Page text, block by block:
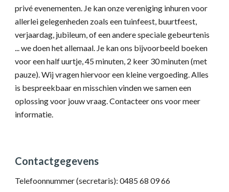
privé evenementen. Je kan onze vereniging inhuren voor
allerlei gelegenheden zoals een tuinfeest, buurtfeest,
verjaardag, jubileum, of een andere speciale gebeurtenis
... we doen het allemaal. Je kan ons bijvoorbeeld boeken
voor een half uurtje, 45 minuten, 2 keer 30 minuten (met
pauze). Wij vragen hiervoor een kleine vergoeding. Alles
is bespreekbaar en misschien vinden we samen een
oplossing voor jouw vraag. Contacteer ons voor meer
informatie.
Contactgegevens
Telefoonnummer (secretaris): 0485 68 09 66